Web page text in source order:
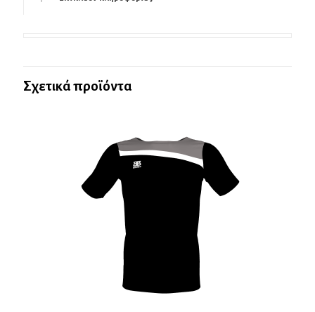
Σχετικά προϊόντα